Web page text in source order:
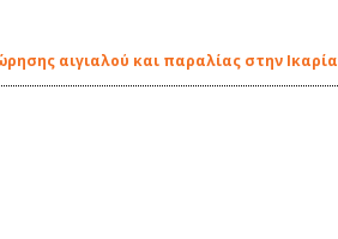
αιγιαλού και παραλίας στην Ικαρία